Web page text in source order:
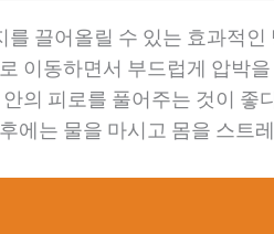
끌어올릴 수 있는 효과적
이동하면서 부드럽게 압박
의 피로를 풀어주는 것이
에는 물을 마시고 몸을 스트